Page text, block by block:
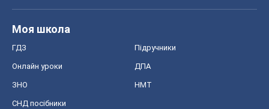
Моя школа
ГДЗ Підручники
Онлайн уроки ДПА
ЗНО НМТ
СНД посібники